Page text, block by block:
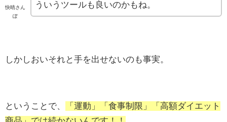
快晴さん
ぽ
ういうツールも良いのかもね。
しかしおいそれと手を出せないのも事実。
ということで、
「運動」「食事制限」「高額ダイエット